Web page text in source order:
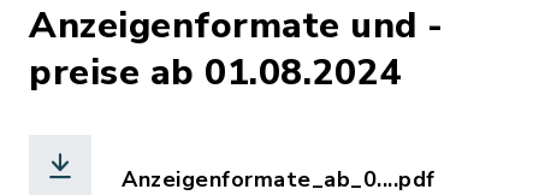
Anzeigenformate und -
preise ab 01.08.2024
Anzeigenformate_ab_0....pdf